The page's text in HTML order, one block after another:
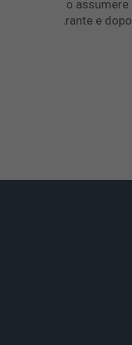
e nel caso assumere
vomito durante e dopo